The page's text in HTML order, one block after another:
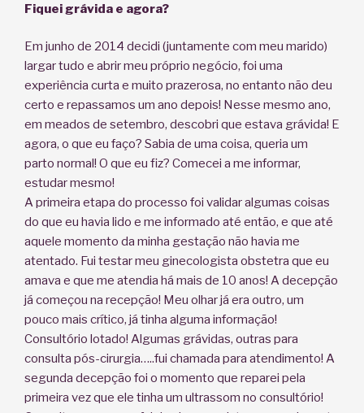
Fiquei grávida e agora?
Em junho de 2014 decidi (juntamente com meu marido)
largar tudo e abrir meu próprio negócio, foi uma
experiência curta e muito prazerosa, no entanto não deu
certo e repassamos um ano depois! Nesse mesmo ano,
em meados de setembro, descobri que estava grávida! E
agora, o que eu faço? Sabia de uma coisa, queria um
parto normal! O que eu fiz? Comecei a me informar,
estudar mesmo!
A primeira etapa do processo foi validar algumas coisas
do que eu havia lido e me informado até então, e que até
aquele momento da minha gestação não havia me
atentado. Fui testar meu ginecologista obstetra que eu
amava e que me atendia há mais de 10 anos! A decepção
já começou na recepção! Meu olhar já era outro, um
pouco mais crítico, já tinha alguma informação!
Consultório lotado! Algumas grávidas, outras para
consulta pós-cirurgia…..fui chamada para atendimento! A
segunda decepção foi o momento que reparei pela
primeira vez que ele tinha um ultrassom no consultório!